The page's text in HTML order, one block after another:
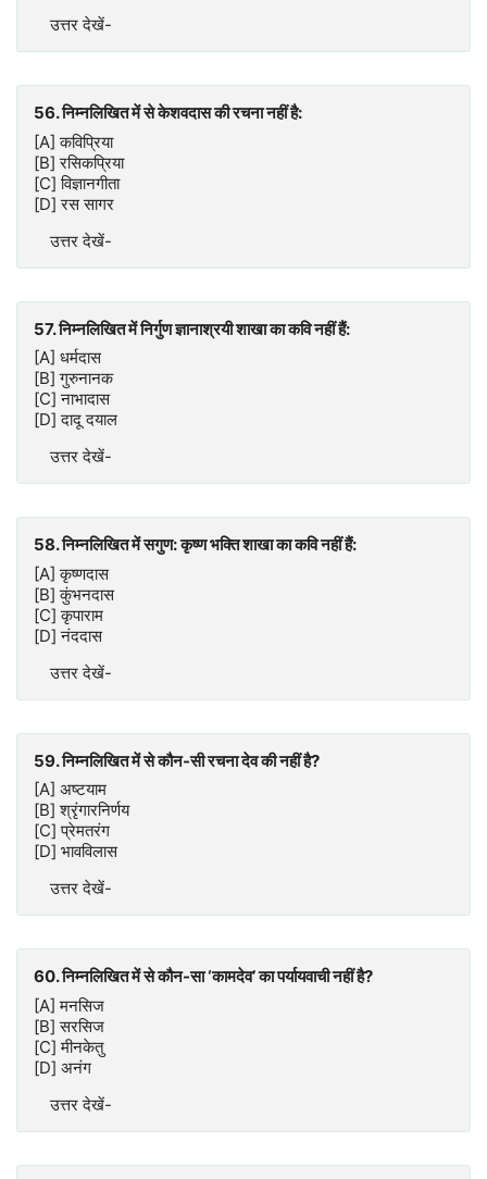
उत्तर देखें-
56. निम्नलिखित में से केशवदास की रचना नहीं है:
[A] कविप्रिया
[B] रसिकप्रिया
[C] विज्ञानगीता
[D] रस सागर
उत्तर देखें-
57. निम्नलिखित में निर्गुण ज्ञानाश्रयी शाखा का कवि नहीं हैं:
[A] धर्मदास
[B] गुरुनानक
[C] नाभादास
[D] दादू दयाल
उत्तर देखें-
58. निम्नलिखित में सगुण: कृष्ण भक्ति शाखा का कवि नहीं हैं:
[A] कृष्णदास
[B] कुंभनदास
[C] कृपाराम
[D] नंददास
उत्तर देखें-
59. निम्नलिखित में से कौन-सी रचना देव की नहीं है?
[A] अष्टयाम
[B] श्रृंगारनिर्णय
[C] प्रेमतरंग
[D] भावविलास
उत्तर देखें-
60. निम्नलिखित में से कौन-सा ‘कामदेव’ का पर्यायवाची नहीं है?
[A] मनसिज
[B] सरसिज
[C] मीनकेतु
[D] अनंग
उत्तर देखें-